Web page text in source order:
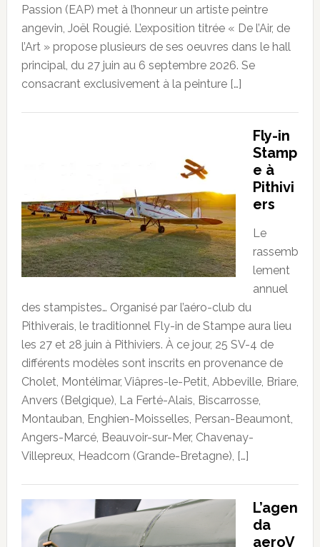
Passion (EAP) met à l’honneur un artiste peintre
angevin, Joël Rougié. L’exposition titrée « De l’Air, de
l’Art » propose plusieurs de ses oeuvres dans le hall
principal, du 27 juin au 6 septembre 2026. Se
consacrant exclusivement à la peinture […]
Fly-in
Stamp
e à
Pithivi
ers
Le
rassemb
lement
annuel
des stampistes… Organisé par l’aéro-club du
Pithiverais, le traditionnel Fly-in de Stampe aura lieu
les 27 et 28 juin à Pithiviers. À ce jour, 25 SV-4 de
différents modèles sont inscrits en provenance de
Cholet, Montélimar, Viâpres-le-Petit, Abbeville, Briare,
Anvers (Belgique), La Ferté-Alais, Biscarrosse,
Montauban, Enghien-Moisselles, Persan-Beaumont,
Angers-Marcé, Beauvoir-sur-Mer, Chavenay-
Villepreux, Headcorn (Grande-Bretagne), […]
L’agen
da
aeroV